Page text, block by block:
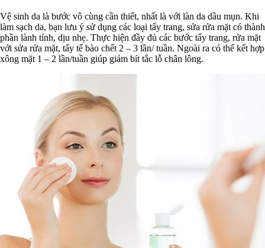
Vệ sinh da là bước vô cùng cần thiết, nhất là với làn da dầu mụn. Khi
làm sạch da, bạn lưu ý sử dụng các loại tẩy trang, sửa rửa mặt có thành
phần lành tính, dịu nhẹ. Thực hiện đầy đủ các bước tẩy trang, rửa mặt
với sửa rửa mặt, tẩy tế bào chết 2 – 3 lần/ tuần. Ngoài ra có thể kết hợp
xông mặt 1 – 2 lần/tuần giúp giảm bít tắc lỗ chân lông.